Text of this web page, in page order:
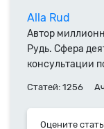
Alla Rud
Автор
Рудь. Сфера
консультации
доменных
Статей: 1256
Оцените